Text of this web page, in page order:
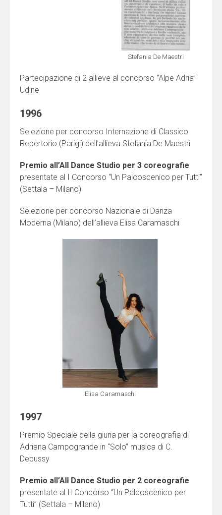
Stefania De Maestri
Partecipazione di 2 allieve al concorso “Alpe Adria”
Udine
1996
Selezione per concorso Internazione di Classico
Repertorio (Parigi) dell’allieva Stefania De Maestri
Premio all’All Dance Studio per 3 coreografie
presentate al I Concorso “Un Palcoscenico per Tutti”
(Settala – Milano)
Selezione per concorso Nazionale di Danza
Moderna (Milano) dell’allieva Elisa Caramaschi
Elisa Caramaschi
1997
Premio Speciale della giuria per la coreografia di
Adriana Campogrande in “Solo” musica di C.
Debussy
Premio all’All Dance Studio per 2 coreografie
presentate al II Concorso “Un Palcoscenico per
Tutti” (Settala – Milano)